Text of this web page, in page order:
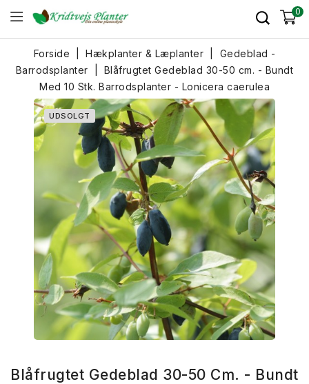
0
Forside Hækplanter & Læplanter
Gedeblad -
Barrodsplanter
Blåfrugtet Gedeblad 30-50 cm. - Bundt
Med 10 Stk. Barrodsplanter - Lonicera caerulea
UDSOLGT
Blåfrugtet Gedeblad 30-50 Cm. - Bundt